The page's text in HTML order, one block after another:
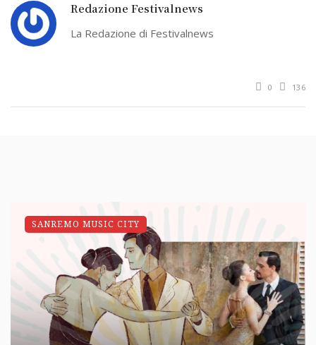
Redazione Festivalnews
La Redazione di Festivalnews
0 136
SANREMO MUSIC CITY